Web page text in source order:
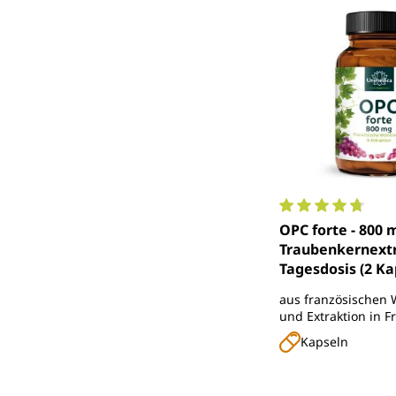
OPC forte - 800
Tagesdosis (2
Unimedica
aus französischen
und Extraktion in
Kapseln